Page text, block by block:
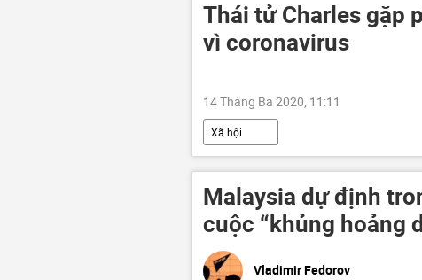
Thái tử Charles gặp
vì coronavirus
14 Tháng Ba 2020, 11:11
Xã hội
Malaysia dự định
cuộc “khủng hoảng
Vladimir Fedorov